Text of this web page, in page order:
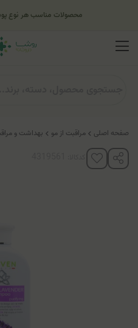
صفحه اصلی مراقبت از مو بهداشت و
محصولات مناسب هر نوع